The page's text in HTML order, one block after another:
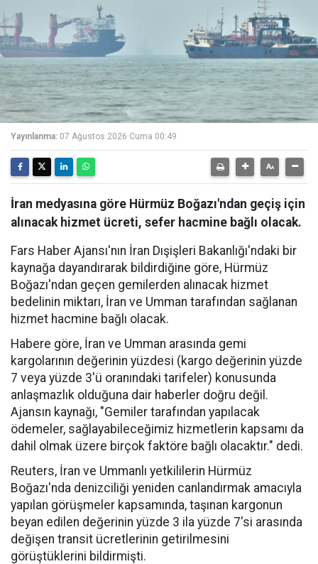
Yayınlanma: 07 Ağustos 2026 Cuma 00:49
İran medyasına göre Hürmüz Boğazı'ndan geçiş için
alınacak hizmet ücreti, sefer hacmine bağlı olacak.
Fars Haber Ajansı'nın İran Dışişleri Bakanlığı'ndaki bir
kaynağa dayandırarak bildirdiğine göre, Hürmüz
Boğazı'ndan geçen gemilerden alınacak hizmet
bedelinin miktarı, İran ve Umman tarafından sağlanan
hizmet hacmine bağlı olacak.
Habere göre, İran ve Umman arasında gemi
kargolarının değerinin yüzdesi (kargo değerinin yüzde
7 veya yüzde 3'ü oranındaki tarifeler) konusunda
anlaşmazlık olduğuna dair haberler doğru değil.
Ajansın kaynağı, "Gemiler tarafından yapılacak
ödemeler, sağlayabileceğimiz hizmetlerin kapsamı da
dahil olmak üzere birçok faktöre bağlı olacaktır." dedi.
Reuters, İran ve Ummanlı yetkililerin Hürmüz
Boğazı'nda denizciliği yeniden canlandırmak amacıyla
yapılan görüşmeler kapsamında, taşınan kargonun
beyan edilen değerinin yüzde 3 ila yüzde 7'si arasında
değişen transit ücretlerinin getirilmesini
görüştüklerini bildirmişti.